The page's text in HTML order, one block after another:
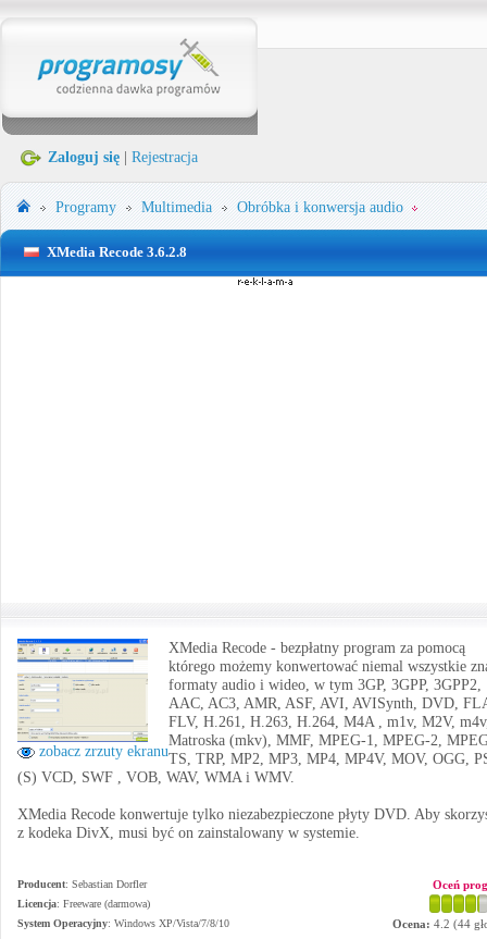
Zaloguj się Rejestracja
Programy Multimedia Obróbka i konwersja audio
XMedia Recode 3.6.2.8
zobacz zrzuty ekranu
XMedia Recode - bezpłatny program za pomocą
którego możemy konwertować niemal wszystkie
formaty audio i wideo, w tym 3GP, 3GPP, 3GPP2,
AAC, AC3, AMR, ASF, AVI, AVISynth, DVD,
FLV, H.261, H.263, H.264, M4A , m1v, M2V,
Matroska (mkv), MMF, MPEG-1, MPEG-2,
TS, TRP, MP2, MP3, MP4, MP4V, MOV, OGG,
(S) VCD, SWF , VOB, WAV, WMA i WMV.
XMedia Recode konwertuje tylko niezabezpieczone płyty DVD. Aby
z kodeka DivX, musi być on zainstalowany w systemie.
Producent: Sebastian Dorfler
Licencja: Freeware (darmowa)
System Operacyjny: Windows XP/Vista/7/8/10
Oceń
Ocena: 4.2 (44